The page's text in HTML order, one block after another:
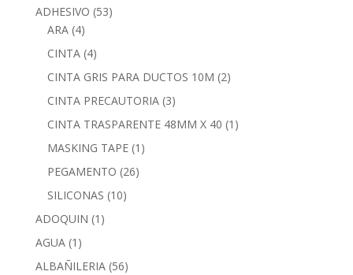
ADHESIVO (53)
ARA (4)
CINTA (4)
CINTA GRIS PARA DUCTOS 10M (2)
CINTA PRECAUTORIA (3)
CINTA TRASPARENTE 48MM X 40 (1)
MASKING TAPE (1)
PEGAMENTO (26)
SILICONAS (10)
ADOQUIN (1)
AGUA (1)
ALBAÑILERIA (56)